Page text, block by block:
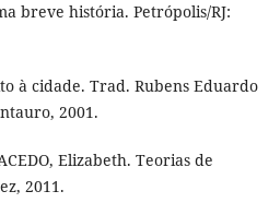
breve história. Petrópolis/RJ:
à cidade. Trad. Rubens Eduardo
2001.
Elizabeth. Teorias de
2011.